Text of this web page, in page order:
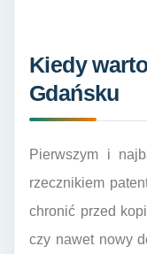
Kiedy
Gdańsku
Pierwszym i
rzecznikiem
chronić przed
czy nawet nowy